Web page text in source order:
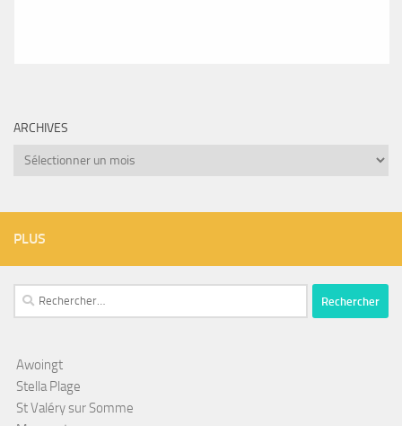
ARCHIVES
Archives
PLUS
Rechercher :
Awoingt
Stella Plage
St Valéry sur Somme